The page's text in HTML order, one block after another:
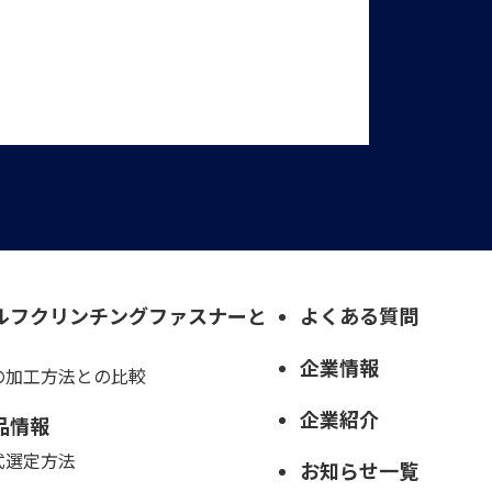
フクリンチングファスナーと
加工方法との比較
情報
選定方法
よくある質問
企業情報
企業紹介
お知らせ一覧